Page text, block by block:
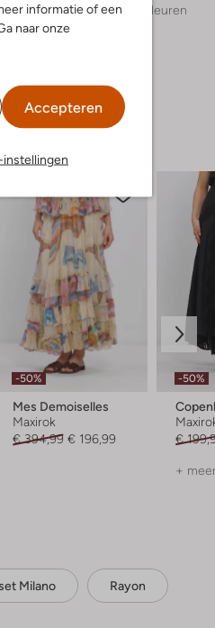
informatie of een
naar onze
Accepteren
+ meer kleuren
-50%
Mes Demoiselles
Maxirok
€ 394,99 € 196,99
-50%
€
+
Milano Rayon